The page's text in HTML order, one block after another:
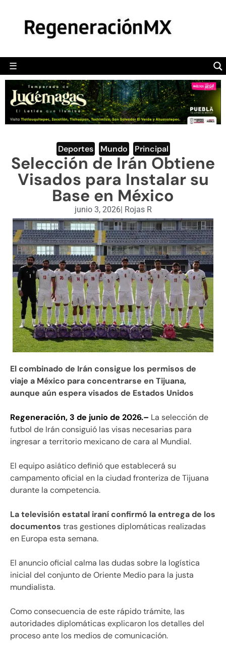
☰
POLÍTICA
CAMALEÓN
OPINIÓN
DEPORTES
ENGLISH SECTION
VIDEOS
Deportes Mundo Principal
Selección de Irán Obtiene
Visados para Instalar su
Base en México
junio 3, 2026| Rojas R
El combinado de Irán consigue los permisos de
viaje a México para concentrarse en Tijuana,
aunque aún espera visados de Estados Unidos
Regeneración, 3 de junio de 2026.– La selección de
futbol de Irán consiguió las visas necesarias para
ingresar a territorio mexicano de cara al Mundial.
El equipo asiático definió que establecerá su
campamento oficial en la ciudad fronteriza de Tijuana
durante la competencia.
La televisión estatal iraní confirmó la entrega de los
documentos tras gestiones diplomáticas realizadas
en Europa esta semana.
El anuncio oficial calma las dudas sobre la logística
inicial del conjunto de Oriente Medio para la justa
mundialista.
Como consecuencia de este rápido trámite, las
autoridades diplomáticas explicaron los detalles del
proceso ante los medios de comunicación.